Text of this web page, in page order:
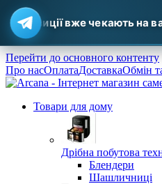
вже чекають на вас!
Перейти до основного контенту
Про насОплатаДоставкаОбмін
Товари для дому
Дрібна побутова
Блендери
Шашличниці